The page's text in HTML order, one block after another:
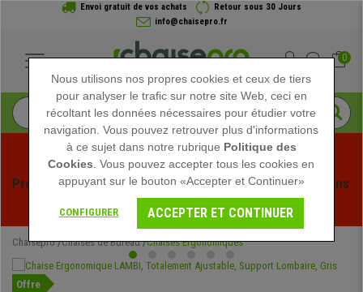
Envoi gratuit de vos achats
Retour sous 30 Jours
info@chaisepro.fr
0
Profitez des soldes d'été chez Chaisepro ! Des réductions
exclusives pour une durée limitée - Voir l'offre
Chaisepro Chaises de Bureau Chaises Ergonomiques
Offre
Nous utilisons nos propres cookies et ceux de tiers
pour analyser le trafic sur notre site Web, ceci en
récoltant les données nécessaires pour étudier votre
navigation. Vous pouvez retrouver plus d'informations
à ce sujet dans notre rubrique Politique des
Cookies . Vous pouvez accepter tous les cookies en
appuyant sur le bouton «Accepter et Continuer»
CONFIGURER ACCEPTER ET CONTINUER